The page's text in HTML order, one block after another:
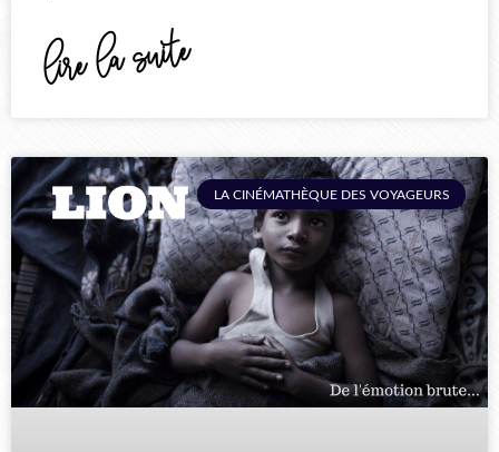
lire la suite
LA CINÉMATHÈQUE DES VOYAGEURS